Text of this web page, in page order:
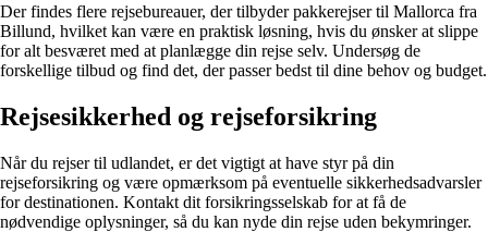
Der findes flere rejsebureauer, der tilbyder pakkerejser til Mallorca fra
Billund, hvilket kan være en praktisk løsning, hvis du ønsker at slippe
for alt besværet med at planlægge din rejse selv. Undersøg de
forskellige tilbud og find det, der passer bedst til dine behov og budget.
Rejsesikkerhed og rejseforsikring
Når du rejser til udlandet, er det vigtigt at have styr på din
rejseforsikring og være opmærksom på eventuelle sikkerhedsadvarsler
for destinationen. Kontakt dit forsikringsselskab for at få de
nødvendige oplysninger, så du kan nyde din rejse uden bekymringer.